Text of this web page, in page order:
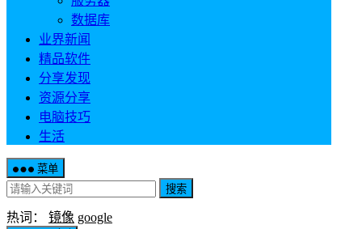
数据库
业界新闻
精品软件
分享发现
资源分享
电脑技巧
生活
菜单
搜索
热词： 镜像 google